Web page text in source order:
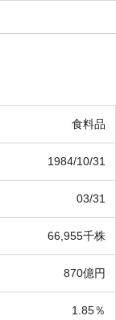
食料品
1984/10/31
03/31
66,955千株
870億円
1.85％